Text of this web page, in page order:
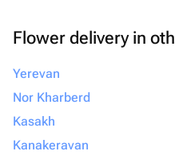
Flower delivery in
Yerevan
Nor Kharberd
Kasakh
Kanakeravan